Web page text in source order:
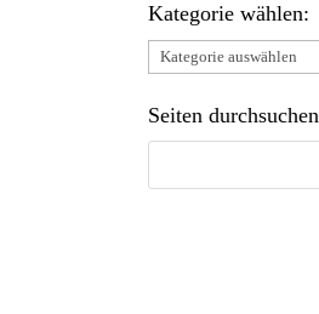
Kategorie wählen:
Kategorie
Seiten durchsuchen